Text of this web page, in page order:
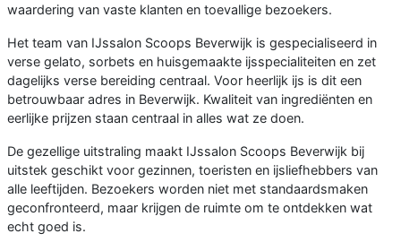
waardering van vaste klanten en toevallige bezoekers.
Het team van IJssalon Scoops Beverwijk is gespecialiseerd in
verse gelato, sorbets en huisgemaakte ijsspecialiteiten en zet
dagelijks verse bereiding centraal. Voor heerlijk ijs is dit een
betrouwbaar adres in Beverwijk. Kwaliteit van ingrediënten en
eerlijke prijzen staan centraal in alles wat ze doen.
De gezellige uitstraling maakt IJssalon Scoops Beverwijk bij
uitstek geschikt voor gezinnen, toeristen en ijsliefhebbers van
alle leeftijden. Bezoekers worden niet met standaardsmaken
geconfronteerd, maar krijgen de ruimte om te ontdekken wat
echt goed is.